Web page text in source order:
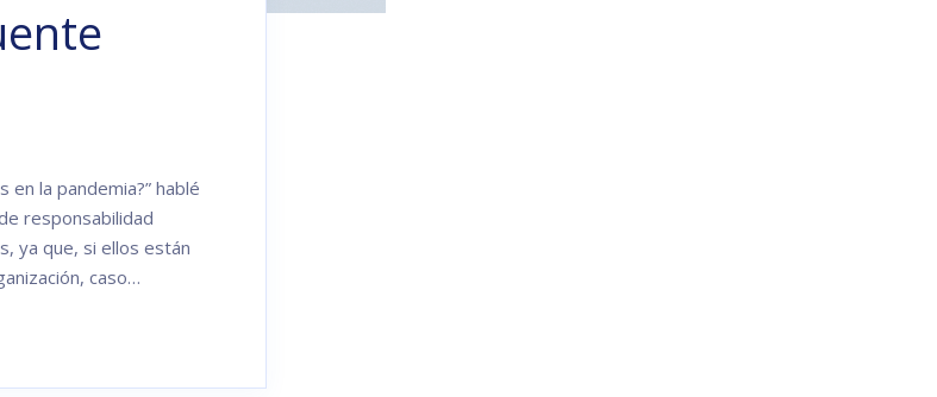
en la pandemia?” hablé
responsabilidad
ya que, si ellos están
caso…